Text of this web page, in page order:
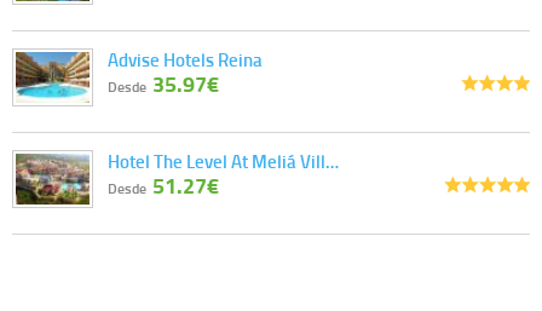
Advise Hotels Reina
Desde 35.97€
Hotel The Level At Meliá Vill…
Desde 51.27€